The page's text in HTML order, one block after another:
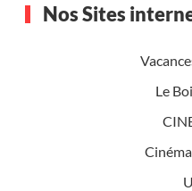
Nos Sites
Le